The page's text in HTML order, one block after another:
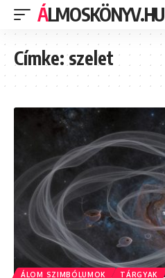
ÁLMOSKÖNYV.HU
Címke:szelet
ÁLOM SZIMBÓLUMOK TÁRGYAK